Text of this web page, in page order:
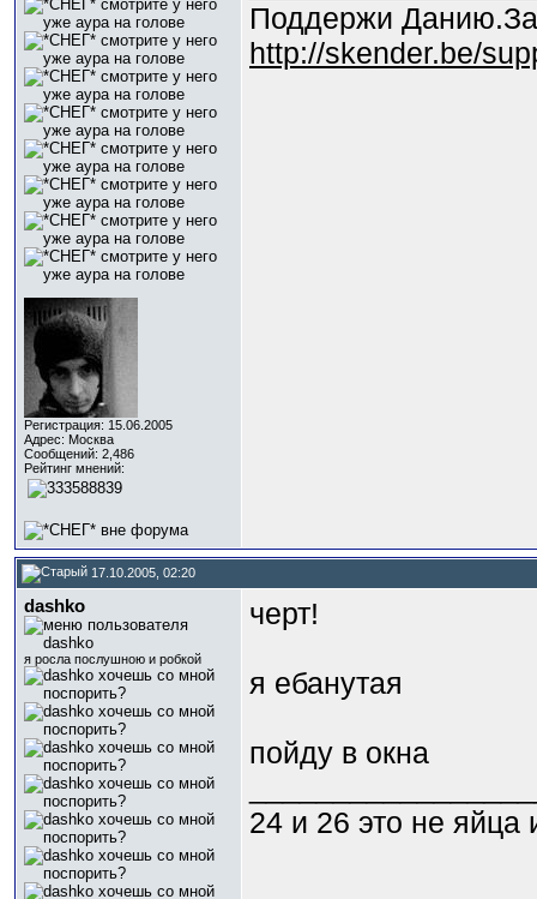
Регистрация: 15.06.2005
Адрес: Москва
Сообщений: 2,486
Рейтинг мнений:
Поддержи
http://skender.be/
17.10.2005, 02:20
dashko
я росла послушною и робкой
черт!
я ебанутая
пойду в окна
24 и 26 это не яйца